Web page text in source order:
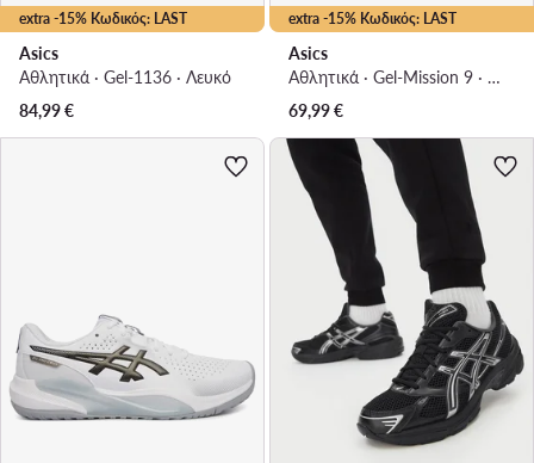
extra -15% Κωδικός: LAST
Asics
Αθλητικά · Gel-1136 · Λευκό
84,99€
extra -15% Κωδικός: LAST
Asics
Αθλητικά · Gel-Mission 9 · Μαύρο
69,99€